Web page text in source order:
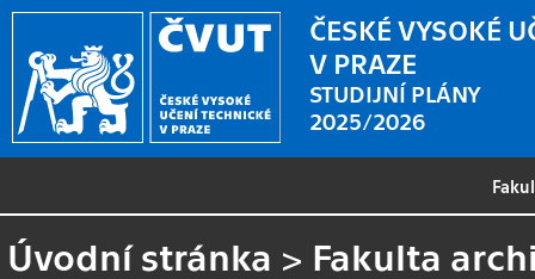
ČESKÉ VYSOKÉ
V PRAZE
STUDIJNÍ PLÁNY
2025/2026
Úvodní stránka > Fakulta